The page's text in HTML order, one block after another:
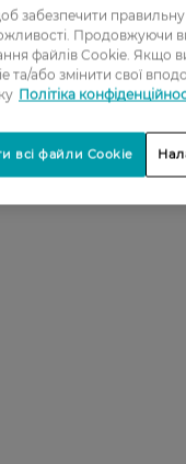
1
2
3
5
забезпечити
Продовжуючи
файлів Cookie. Якщо
та/або змінити свої
Політіка
всі файли Cookie